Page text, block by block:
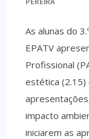
As alunas do
EPATV
Profissional
estética (2.15)
impacto
iniciarem as